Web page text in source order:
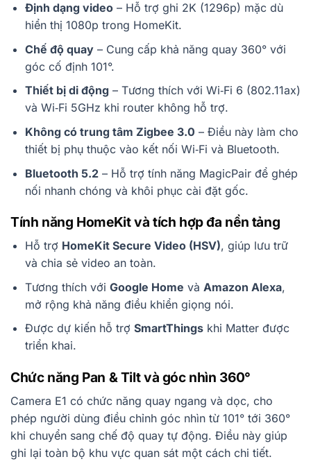
Định dạng video– Hỗ trợ ghi 2K (1296p) mặc dù
hiển thị 1080p trong HomeKit.
Chế độ quay– Cung cấp khả năng quay 360° với
góc cố định 101°.
Thiết bị di động – Tương thích với Wi‑Fi 6 (802.11ax)
và Wi‑Fi 5GHz khi router không hỗ trợ.
Không có trung tâm Zigbee 3.0 – Điều này làm cho
thiết bị phụ thuộc vào kết nối Wi‑Fi và Bluetooth.
Bluetooth 5.2– Hỗ trợ tính năng MagicPair để ghép
nối nhanh chóng và khôi phục cài đặt gốc.
Tính năng HomeKit và tích hợp đa nền tảng
Hỗ trợ HomeKit Secure Video (HSV), giúp lưu trữ
và chia sẻ video an toàn.
Tương thích với Google Home và Amazon Alexa,
mở rộng khả năng điều khiển giọng nói.
Được dự kiến hỗ trợ SmartThingskhi Matter được
triển khai.
Chức năng Pan & Tilt và góc nhìn 360°
Camera E1 có chức năng quay ngang và dọc, cho
phép người dùng điều chỉnh góc nhìn từ 101° tới 360°
khi chuyển sang chế độ quay tự động. Điều này giúp
ghi lại toàn bộ khu vực quan sát một cách chi tiết.